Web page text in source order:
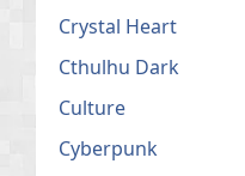
Crystal Heart
Cthulhu Dark
Culture
Cyberpunk